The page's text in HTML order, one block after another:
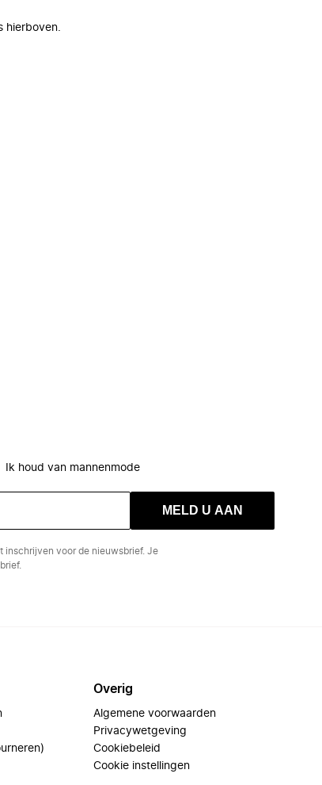
hierboven.
Ik houd van mannenmode
MELD U AAN
inschrijven voor de nieuwsbrief. Je
Overig
Algemene voorwaarden
Privacywetgeving
Cookiebeleid
Cookie instellingen